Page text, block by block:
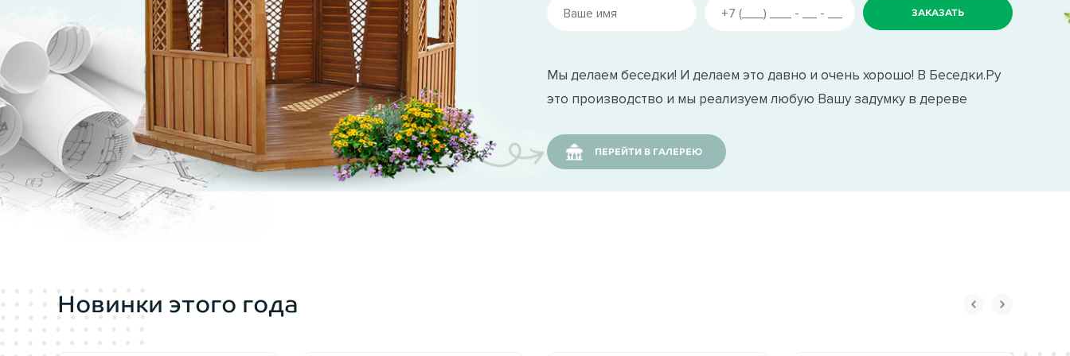
мы всегда включаем в стоимость беседки при поставке заказчику.
Высокий купол крышипозволяет удобно провести электричество.
Покрытие крыши
— кровля прямоугольной беседки 54 выполняется кровельным материалом проверенных поставщиков. Мягкую
черепицу для беседок мы заказываем у Shinglas и Katepal. Качественный кровельный материал снизит шум в беседке во время дождя,
компенсирует жару и не задержит снег во время зимы.
Садовая мебельпод эту форму беседки представлена максимально широко, легко подбирается как на нашем производстве (при
условии заказа беседки), так и в магазинах Москвы и Московской области.
Мы делаем беседки! И делаем это давно и очень хорошо! В Беседки.Ру
это производство и мы реализуем любую Вашу задумку в дереве
ПЕРЕЙТИ В ГАЛЕРЕЮ
Новинки этого года